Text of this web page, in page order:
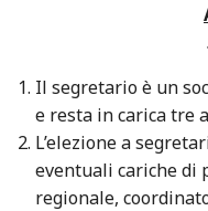
Il segretario è un
e resta in carica tre
L’elezione a
eventuali cariche di
regionale,